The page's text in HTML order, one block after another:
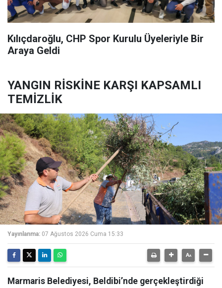
Kılıçdaroğlu, CHP Spor Kurulu Üyeleriyle Bir
Araya Geldi
YANGIN RİSKİNE KARŞI KAPSAMLI
TEMİZLİK
Yayınlanma: 07 Ağustos 2026 Cuma 15:33
Marmaris Belediyesi, Beldibi’nde gerçekleştirdiği